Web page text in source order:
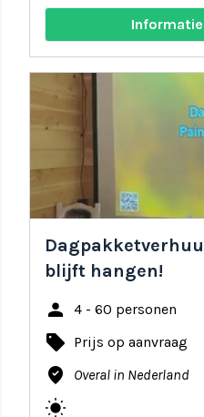
blijft hangen!
person 4 - 60 personen
local_offer Prijs op aanvraag
where_to_vote Overal in Nederland
wb_sunny